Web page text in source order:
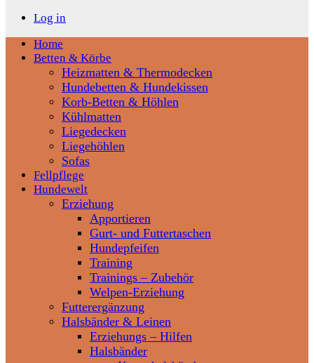
Log in
Home
Betten & Körbe
Heizmatten & Thermodecken
Hundebetten & Hundekissen
Korb-Betten & Höhlen
Kühlmatten
Liegedecken
Liegehöhlen
Sofas
Fellpflege
Hundewelt
Erziehung
Apportieren
Gurt- und Futtertaschen
Hundepfeifen
Training
Trainings – Zubehör
Welpen-Erziehung
Futterergänzung
Halsbänder & Leinen
Erziehungs – Hilfen
Halsbänder